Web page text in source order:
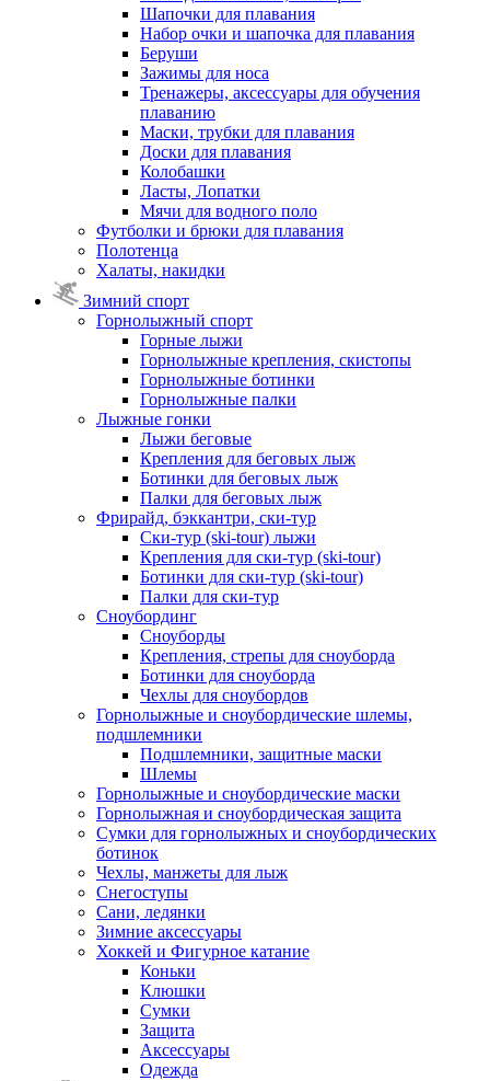
Шапочки для плавания
Набор очки и шапочка для плавания
Беруши
Зажимы для носа
Тренажеры, аксессуары для обучения
плаванию
Маски, трубки для плавания
Доски для плавания
Колобашки
Ласты, Лопатки
Мячи для водного поло
Футболки и брюки для плавания
Полотенца
Халаты, накидки
Зимний спорт
Горнолыжный спорт
Горные лыжи
Горнолыжные крепления, скистопы
Горнолыжные ботинки
Горнолыжные палки
Лыжные гонки
Лыжи беговые
Крепления для беговых лыж
Ботинки для беговых лыж
Палки для беговых лыж
Фрирайд, бэккантри, ски-тур
Ски-тур (ski-tour) лыжи
Крепления для ски-тур (ski-tour)
Ботинки для ски-тур (ski-tour)
Палки для ски-тур
Сноубординг
Сноуборды
Крепления, стрепы для сноуборда
Ботинки для сноуборда
Чехлы для сноубордов
Горнолыжные и сноубордические шлемы,
подшлемники
Подшлемники, защитные маски
Шлемы
Горнолыжные и сноубордические маски
Горнолыжная и сноубордическая защита
Сумки для горнолыжных и сноубордических
ботинок
Чехлы, манжеты для лыж
Снегоступы
Сани, ледянки
Зимние аксессуары
Хоккей и Фигурное катание
Коньки
Клюшки
Сумки
Защита
Аксессуары
Одежда